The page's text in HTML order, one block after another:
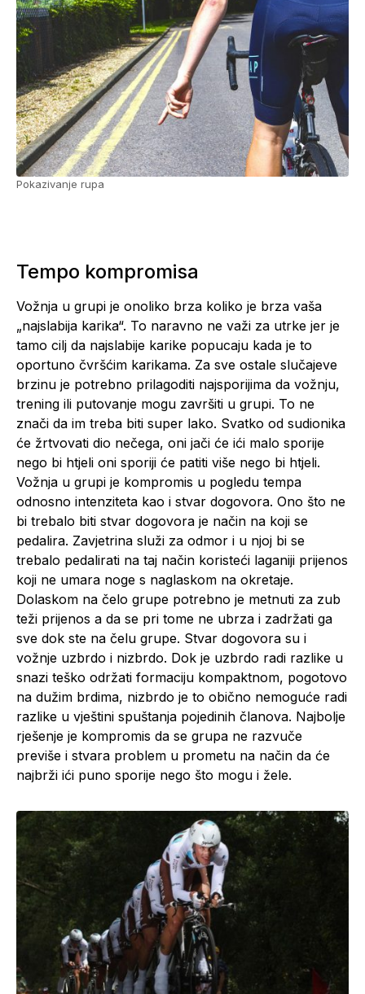
Pokazivanje rupa
Tempo kompromisa
Vožnja u grupi je onoliko brza koliko je brza vaša
„najslabija karika“. To naravno ne važi za utrke jer je
tamo cilj da najslabije karike popucaju kada je to
oportuno čvršćim karikama. Za sve ostale slučajeve
brzinu je potrebno prilagoditi najsporijima da vožnju,
trening ili putovanje mogu završiti u grupi. To ne
znači da im treba biti super lako. Svatko od sudionika
će žrtvovati dio nečega, oni jači će ići malo sporije
nego bi htjeli oni sporiji će patiti više nego bi htjeli.
Vožnja u grupi je kompromis u pogledu tempa
odnosno intenziteta kao i stvar dogovora. Ono što ne
bi trebalo biti stvar dogovora je način na koji se
pedalira. Zavjetrina služi za odmor i u njoj bi se
trebalo pedalirati na taj način koristeći laganiji prijenos
koji ne umara noge s naglaskom na okretaje.
Dolaskom na čelo grupe potrebno je metnuti za zub
teži prijenos a da se pri tome ne ubrza i zadržati ga
sve dok ste na čelu grupe. Stvar dogovora su i
vožnje uzbrdo i nizbrdo. Dok je uzbrdo radi razlike u
snazi teško održati formaciju kompaktnom, pogotovo
na dužim brdima, nizbrdo je to obično nemoguće radi
razlike u vještini spuštanja pojedinih članova. Najbolje
rješenje je kompromis da se grupa ne razvuče
previše i stvara problem u prometu na način da će
najbrži ići puno sporije nego što mogu i žele.